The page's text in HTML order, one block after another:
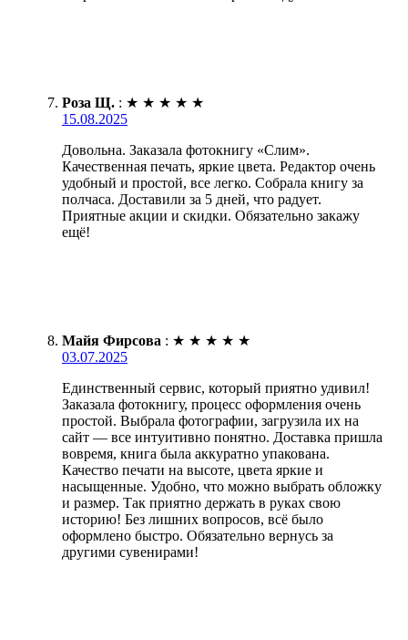
Роза Щ. : ★ ★ ★ ★ ★
15.08.2025
Довольна. Заказала фотокнигу «Слим».
Качественная печать, яркие цвета. Редактор очень
удобный и простой, все легко. Собрала книгу за
полчаса. Доставили за 5 дней, что радует.
Приятные акции и скидки. Обязательно закажу
ещё!
Майя Фирсова : ★ ★ ★ ★ ★
03.07.2025
Единственный сервис, который приятно удивил!
Заказала фотокнигу, процесс оформления очень
простой. Выбрала фотографии, загрузила их на
сайт — все интуитивно понятно. Доставка пришла
вовремя, книга была аккуратно упакована.
Качество печати на высоте, цвета яркие и
насыщенные. Удобно, что можно выбрать обложку
и размер. Так приятно держать в руках свою
историю! Без лишних вопросов, всё было
оформлено быстро. Обязательно вернусь за
другими сувенирами!